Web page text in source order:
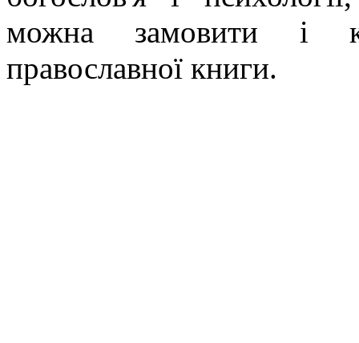
можна замовити і
православної книги.